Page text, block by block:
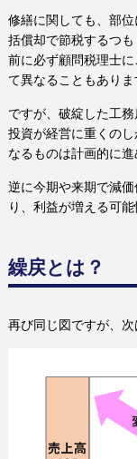
修繕に関しても、部
括償却で節税するつ
前に必ず顧問税理士
て異なることもありま
ですが、破綻した工
投資が経営に重くの
なるものは計画的に進
逆に今期や来期で減
り、利益が増える可能
繰戻とは？
再び同じ図ですが、次